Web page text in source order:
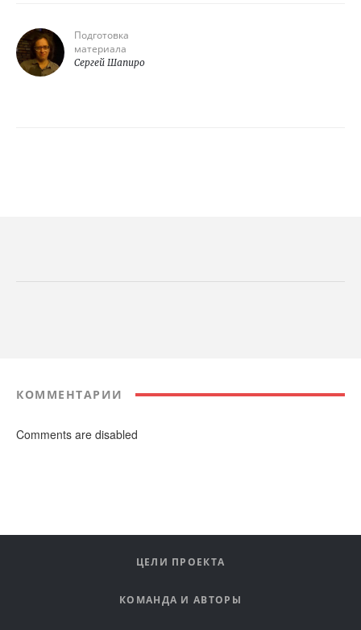
Подготовка
материала
Сергей Шапиро
КОММЕНТАРИИ
Comments are disabled
ЦЕЛИ ПРОЕКТА
КОМАНДА И АВТОРЫ